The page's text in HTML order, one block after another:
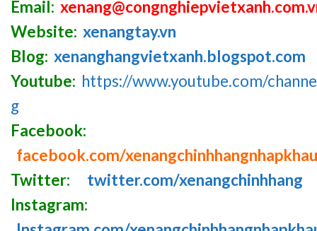
Email:
Website: xenangtay.vn
Blog: xenanghangvietxanh.blogspot.com
Youtube: https://www.youtube.com/
g
Facebook:
facebook.com/xenangchinhhangnhapkhau
Twitter:
twitter.com/xenangchinhhang
Instagram: